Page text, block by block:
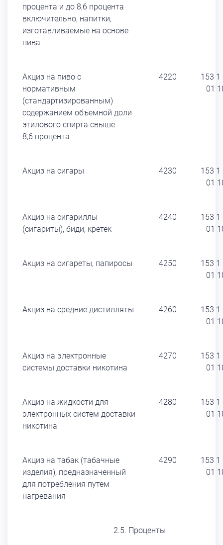
процента и до 8,6 процента
включительно, напитки,
изготавливаемые на основе
пива
Акциз на пиво с
нормативным
(стандартизированным)
содержанием объемной доли
этилового спирта свыше
8,6 процента
4220
153 1
01
Акциз на сигары 4230
153 1
01
Акциз на сигариллы
(сигариты), биди, кретек
4240
153 1
01
Акциз на сигареты, папиросы 4250
153 1
01
Акциз на средние дистилляты 4260
153 1
01
Акциз на электронные
системы доставки никотина
4270
153 1
01
Акциз на жидкости для
электронных систем доставки
никотина
4280
153 1
01
Акциз на табак (табачные
изделия), предназначенный
для потребления путем
нагревания
4290
153 1
01
2.5. Проценты